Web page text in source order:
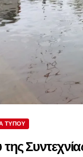
ΤΎΠΟΥ